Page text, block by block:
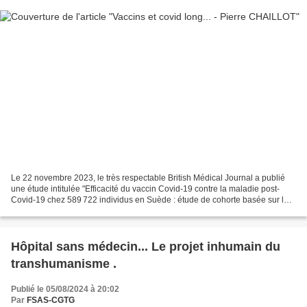
Le 22 novembre 2023, le très respectable British Médical Journal a publié
une étude intitulée "Efficacité du vaccin Covid-19 contre la maladie post-
Covid-19 chez 589 722 individus en Suède : étude de cohorte basée sur la
Hôpital sans médecin... Le projet inhumain du
transhumanisme .
Publié le 05/08/2024 à 20:02
Par FSAS-CGTG